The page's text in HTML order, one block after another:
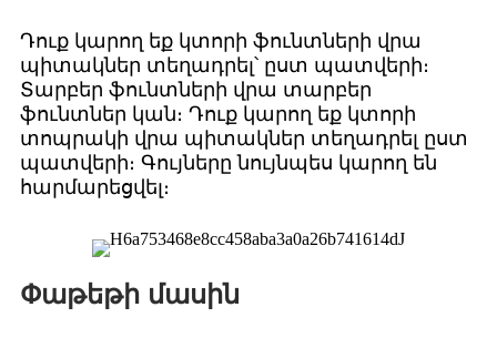
Դուք կարող եք կտորի ֆունտների վրա
պիտակներ տեղադրել՝ ըստ պատվերի։
Տարբեր ֆունտների վրա տարբեր
ֆունտներ կան։ Դուք կարող եք կտորի
տոպրակի վրա պիտակներ տեղադրել ըստ
պատվերի։ Գույները նույնպես կարող են
հարմարեցվել։
Փաթեթի մասին